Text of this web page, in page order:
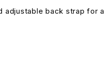
adjustable back strap for a